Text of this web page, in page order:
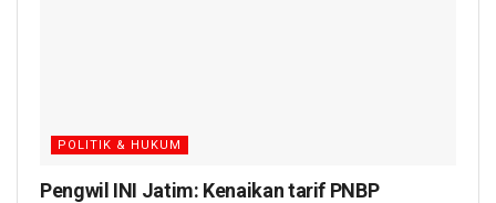
POLITIK & HUKUM
Pengwil INI Jatim: Kenaikan tarif PNBP